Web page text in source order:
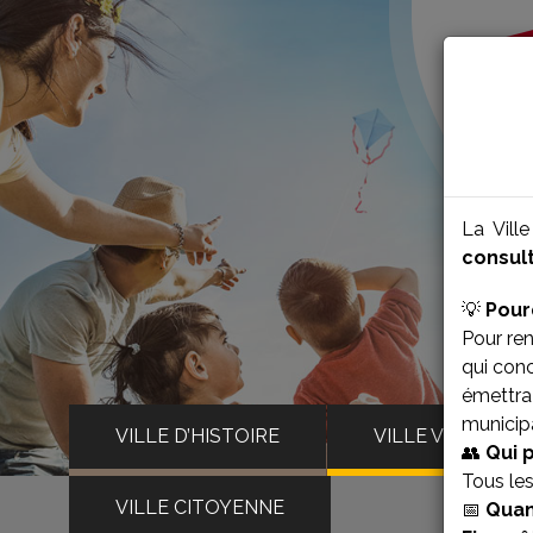
La
💡
Pour
qui
👥 Qui
Tous
📅
VILLE D’HISTOIRE VILLE VIVANTE
VILLE CITOYENNE